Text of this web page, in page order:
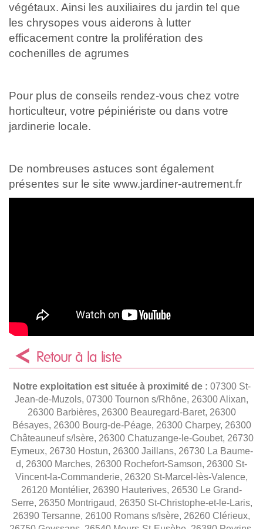
végétaux. Ainsi les auxiliaires du jardin tel que
les chrysopes vous aiderons à lutter
efficacement contre la prolifération des
cochenilles de agrumes
Pour plus de conseils rendez-vous chez votre
horticulteur, votre pépiniériste ou dans votre
jardinerie locale.
De nombreuses astuces sont également
présentes sur le site www.jardiner-autrement.fr
Retour à la liste
Notre exploitation est située à proximité de : 07300 St-
Jean-de-Muzols, 07300 Tournon s/Rhône, 26300 Alixan,
26300 Barbières, 26300 Beauregard-Baret, 26300
Bésayes, 26300 Bourg-de-Péage, 26300 Charpey, 26300
Châteauneuf s/Isère, 26300 Chatuzange-le-Goubet, 26730
Eymeux, 26730 Hostun, 26300 Jaillans, 26730 La Baume-
d, 26300 Marches, 26300 Rochefort-Samson, 26300 St-
Vincent-la-Commanderie, 26320 St-Marcel-lès-Valence,
26120 Montélier, 26390 Hauterives, 26530 Le Grand-
Serre, 26350 Montrigaud, 26350 St-Christophe-et-le-Laris,
26390 Tersanne, 26100 Romans s/Isère, 26260 Clérieux,